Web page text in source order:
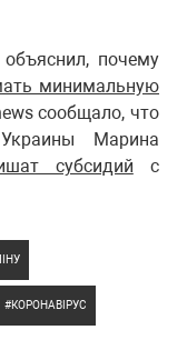
почему
минимальную
сообщало, что
Марина
субсидий с
КОРОНАВІРУС